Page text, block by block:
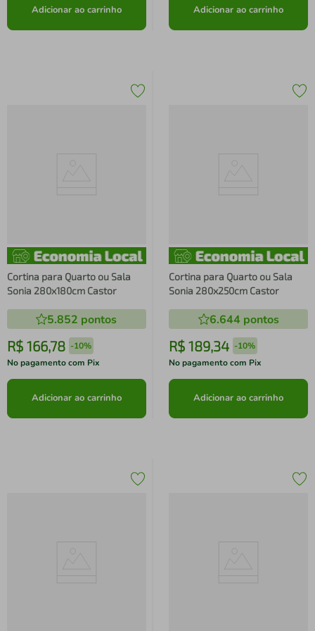
Adicionar ao carrinho Adicionar ao carrinho
Cortina para Quarto ou Sala
Sonia 280x180cm Castor
5.852 pontos
R$ 166,78 -10%
No pagamento com Pix
Adicionar ao carrinho
Cortina para Quarto ou Sala
Sonia 280x250cm Castor
6.644 pontos
R$ 189,34 -10%
No pagamento com Pix
Adicionar ao carrinho